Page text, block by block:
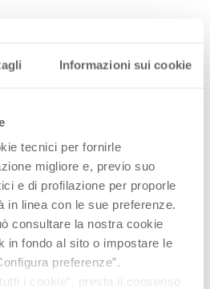
Informazioni sui cookie
tecnici per fornirle
migliore e, previo suo
e di profilazione per proporle
in linea con le sue preferenze.
consultare la nostra cookie
in fondo al sito o impostare le
preferenze”.
i cookie”, presta il consenso
08 LUG 2023
aumentano? Il